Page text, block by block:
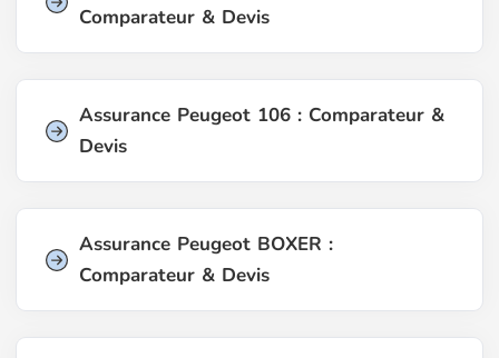
Comparateur & Devis
Assurance Peugeot 106 : Comparateur &
Devis
Assurance Peugeot BOXER :
Comparateur & Devis